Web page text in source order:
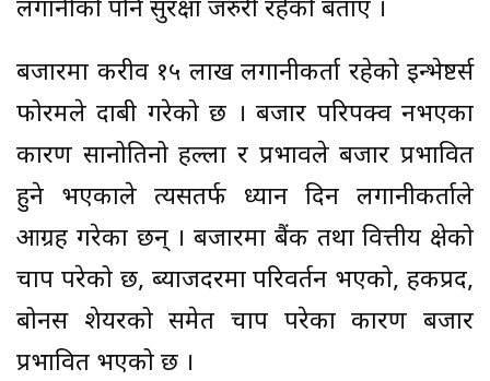
लगानीको पनि सुरक्षा जरुरी रहेको बताए ।
बजारमा करीव १५ लाख लगानीकर्ता रहेको इन्भेष्टर्स
फोरमले दाबी गरेको छ । बजार परिपक्व नभएका
कारण सानोतिनो हल्ला र प्रभावले बजार प्रभावित
हुने भएकाले त्यसतर्फ ध्यान दिन लगानीकर्ताले
आग्रह गरेका छन् । बजारमा बैंक तथा वित्तीय क्षेत्रको
चाप परेको छ, ब्याजदरमा परिवर्तन भएको, हकप्रद,
बोनस शेयरको समेत चाप परेका कारण बजार
प्रभावित भएको छ ।